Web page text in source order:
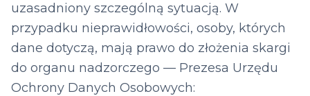
uzasadniony szczególną sytuacją. W
przypadku nieprawidłowości, osoby, których
dane dotyczą, mają prawo do złożenia skargi
do organu nadzorczego — Prezesa Urzędu
Ochrony Danych Osobowych: